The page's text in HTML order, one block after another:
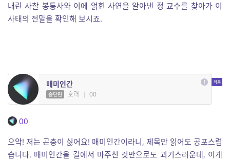
내린 사찰 봉통사와 이에 얽힌 사연을 알아낸 정 교수를 찾아가 이
사태의 전말을 확인해 보시죠.
매미인간
중단편 호러 | 00
00
으악! 저는 곤충이 싫어요! 매미인간이라니, 제목만 읽어도 공포스럽
습니다. 매미인간을 길에서 마주친 것만으로도 괴기스러운데, 이게